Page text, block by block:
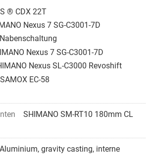
® CDX 22T
Nexus 7 SG-C3001-7D
Nabenschaltung
Nexus 7 SG-C3001-7D
Nexus SL-C3000 Revoshift
SAMOX EC-58
SHIMANO SM-RT10 180mm CL
gravity casting, interne